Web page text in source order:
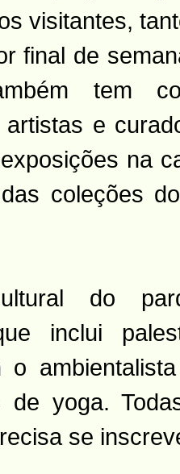
visitantes,
final de
tem
e
na
coleções
do
inclui
o
de yoga.
se